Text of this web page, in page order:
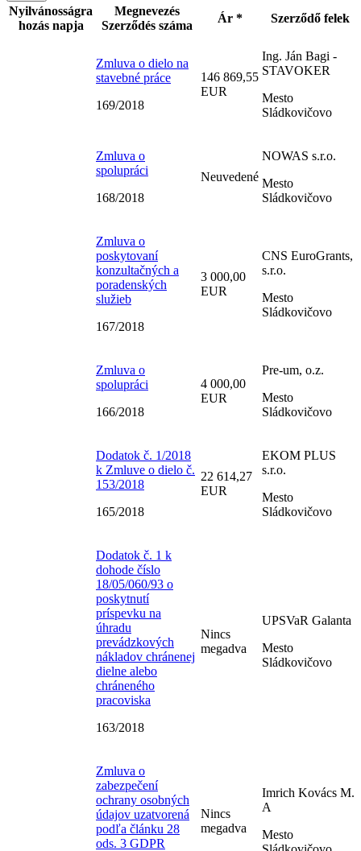
Nyilvánosságra
hozás napja
Megnevezés
Szerződés száma
Ár * Szerződő felek
Zmluva o dielo na
stavebné práce
169/2018
146 869,55
EUR
Ing. Ján Bagi -
STAVOKER
Mesto
Sládkovičovo
Zmluva o
spolupráci
168/2018
Neuvedené
NOWAS s.r.o.
Mesto
Sládkovičovo
Zmluva o
poskytovaní
konzultačných a
poradenských
služieb
167/2018
3 000,00
EUR
CNS EuroGrants,
s.r.o.
Mesto
Sládkovičovo
Zmluva o
spolupráci
166/2018
4 000,00
EUR
Pre-um, o.z.
Mesto
Sládkovičovo
Dodatok č. 1/2018
k Zmluve o dielo č.
153/2018
165/2018
22 614,27
EUR
EKOM PLUS
s.r.o.
Mesto
Sládkovičovo
Dodatok č. 1 k
dohode číslo
18/05/060/93 o
poskytnutí
príspevku na
úhradu
prevádzkových
nákladov chránenej
dielne alebo
chráneného
pracoviska
163/2018
Nincs
megadva
UPSVaR Galanta
Mesto
Sládkovičovo
Zmluva o
zabezpečení
ochrany osobných
údajov uzatvorená
podľa článku 28
ods. 3 GDPR
Nincs
megadva
Imrich Kovács M.
A
Mesto